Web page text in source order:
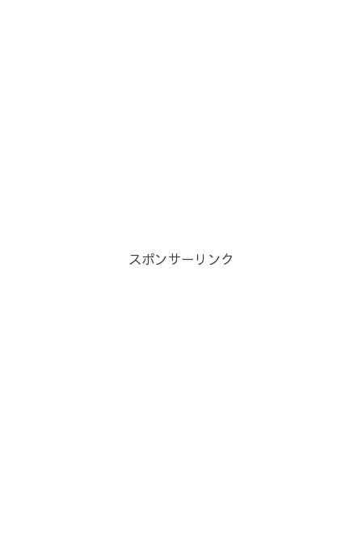
スポンサーリンク